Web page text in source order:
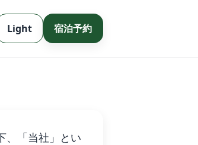
Light 宿泊予約
、「当社」とい